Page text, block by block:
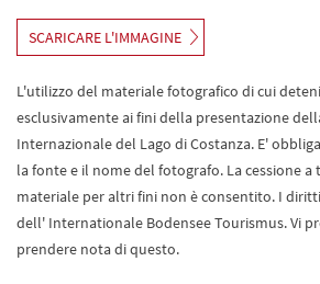
SCARICARE L'IMMAGINE
L'utilizzo del materiale fotografico di cui
esclusivamente ai fini della presentazione
Internazionale del Lago di Costanza. E'
la fonte e il nome del fotografo. La cessione a
materiale per altri fini non è consentito. I
dell' Internationale Bodensee Tourismus. Vi
prendere nota di questo.